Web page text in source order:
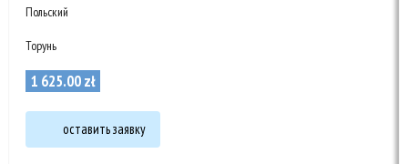
Польский
Торунь
1 625.00zł
оставить заявку